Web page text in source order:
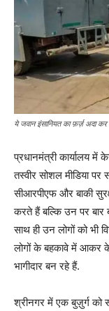
ये जवान इंसानियत का फ़र्ज़ अदा कर
प्रधानमंत्री कार्यालय में
तस्वीर सोशल मीडिया
सीआरपीएफ और बाकी
करते हैं बल्कि उन पर बार
साथ ही उन लोगों को भी
लोगों के बहकावे में आकर
भागीदार बन रहे हैं.
श्रीनगर में एक बुज़ुर्ग